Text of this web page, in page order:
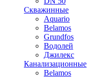
Скважинные
Aquario
Belamos
Grundfos
Водолей
Джилекс
Канализационные
Belamos